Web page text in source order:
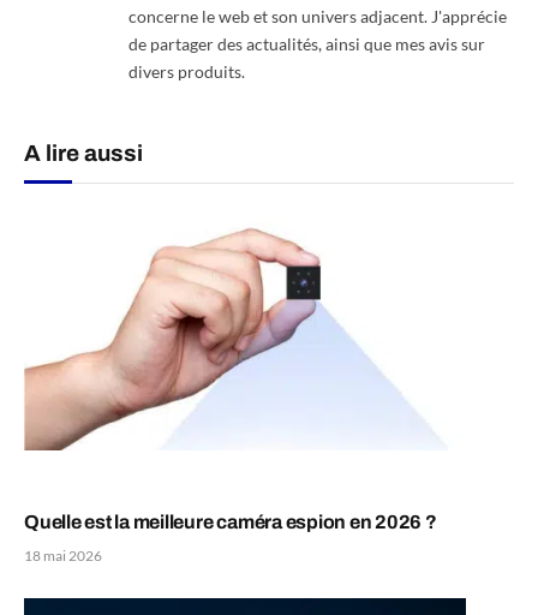
concerne le web et son univers adjacent. J'apprécie
de partager des actualités, ainsi que mes avis sur
divers produits.
A lire aussi
Quelle est la meilleure caméra espion en 2026 ?
18 mai 2026